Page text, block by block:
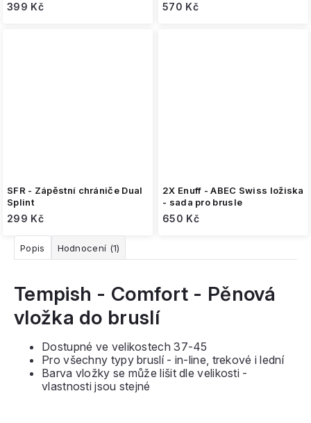
399 Kč 570 Kč
SFR - Zápěstní chrániče Dual
Splint
299 Kč
2X Enuff - ABEC Swiss ložiska
- sada pro brusle
650 Kč
Popis Hodnocení (1)
Tempish - Comfort - Pěnová
vložka do bruslí
Dostupné ve velikostech 37-45
Pro všechny typy bruslí - in-line, trekové i lední
Barva vložky se může lišit dle velikosti -
vlastnosti jsou stejné